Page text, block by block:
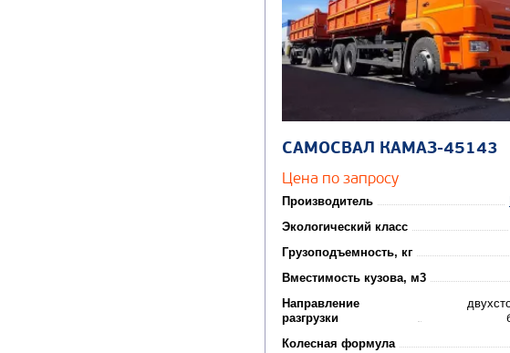
САМОСВАЛ КАМАЗ-45143
Цена по запросу
Производитель
Экологический класс
Грузоподъемность, кг
Вместимость кузова, м3
Направление
разгрузки
Колесная формула